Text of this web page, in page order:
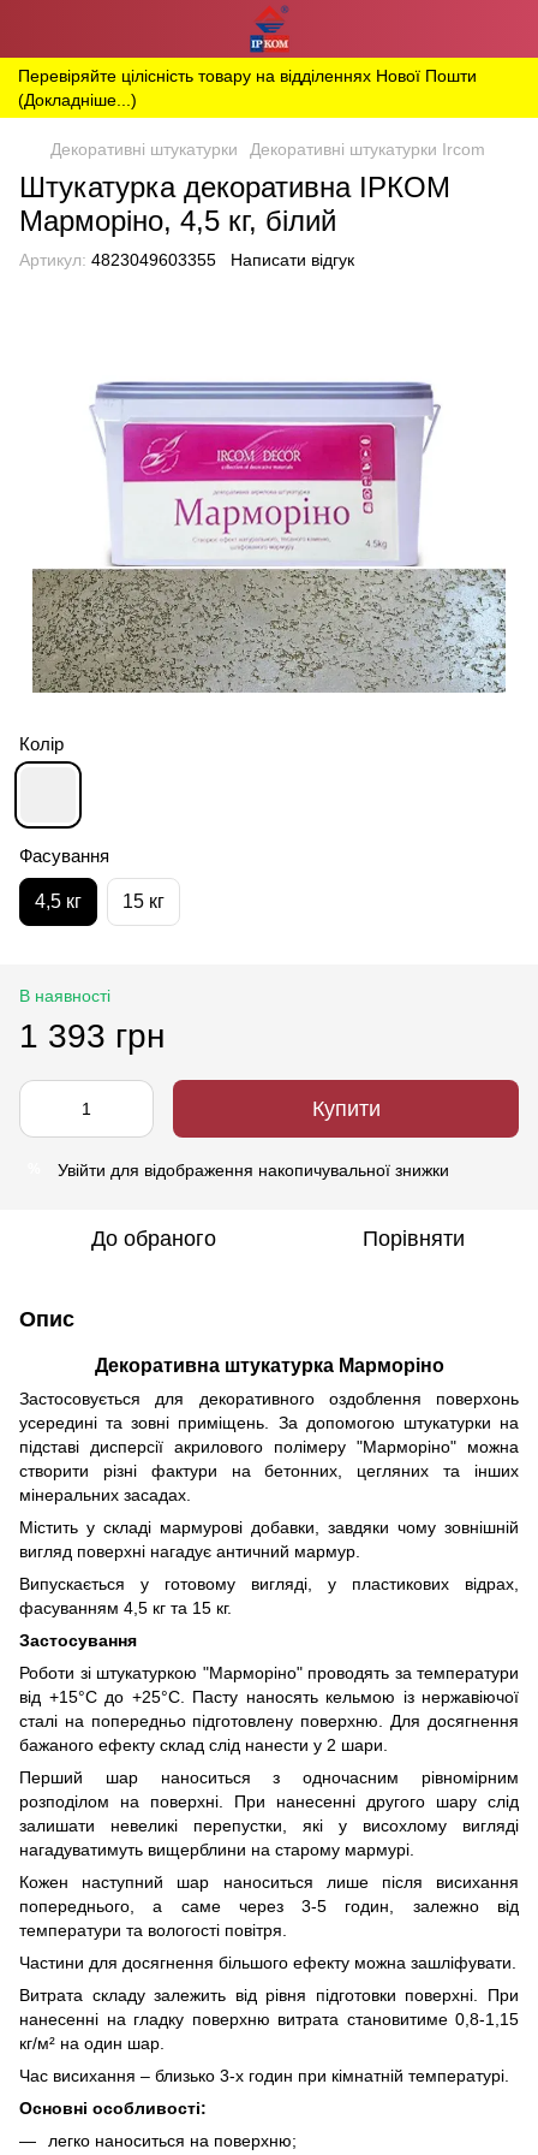
Перевіряйте цілісність товару на відділеннях Нової Пошти
(Докладніше...)
Декоративні штукатурки Декоративні штукатурки Ircom
Штукатурка декоративна ІРКОМ
Марморіно, 4,5 кг, білий
Артикул: 4823049603355 Написати відгук
Колір
Фасування
4,5 кг 15 кг
В наявності
1 393 грн
Купити
Увійти для відображення накопичувальної знижки
До обраного Порівняти
Опис
Декоративна штукатурка Марморіно
Застосовується для декоративного оздоблення поверхонь
усередині та зовні приміщень. За допомогою штукатурки на
підставі дисперсії акрилового полімеру "Марморіно" можна
створити різні фактури на бетонних, цегляних та інших
мінеральних засадах.
Містить у складі мармурові добавки, завдяки чому зовнішній
вигляд поверхні нагадує античний мармур.
Випускається у готовому вигляді, у пластикових відрах,
фасуванням 4,5 кг та 15 кг.
Застосування
Роботи зі штукатуркою "Марморіно" проводять за температури
від +15°С до +25°С. Пасту наносять кельмою із нержавіючої
сталі на попередньо підготовлену поверхню. Для досягнення
бажаного ефекту склад слід нанести у 2 шари.
Перший шар наноситься з одночасним рівномірним
розподілом на поверхні. При нанесенні другого шару слід
залишати невеликі перепустки, які у висохлому вигляді
нагадуватимуть вищерблини на старому мармурі.
Кожен наступний шар наноситься лише після висихання
попереднього, а саме через 3-5 годин, залежно від
температури та вологості повітря.
Частини для досягнення більшого ефекту можна зашліфувати.
Витрата складу залежить від рівня підготовки поверхні. При
нанесенні на гладку поверхню витрата становитиме 0,8-1,15
кг/м² на один шар.
Час висихання – близько 3-х годин при кімнатній температурі.
Основні особливості:
легко наноситься на поверхню;